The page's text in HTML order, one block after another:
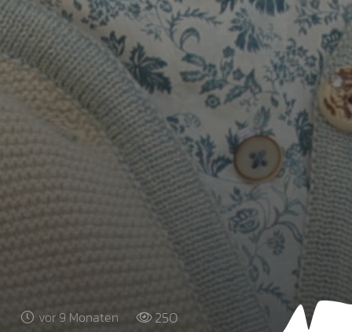
vor 9 Monaten 250